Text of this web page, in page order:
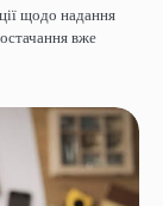
щодо надання
вже